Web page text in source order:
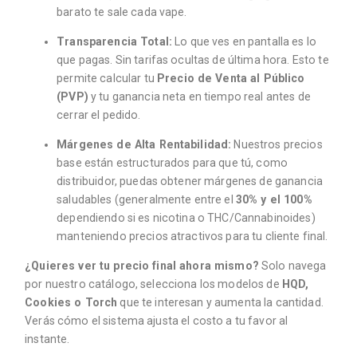
barato te sale cada vape.
Transparencia Total: Lo que ves en pantalla es lo
que pagas. Sin tarifas ocultas de última hora. Esto te
permite calcular tu Precio de Venta al Público
(PVP) y tu ganancia neta en tiempo real antes de
cerrar el pedido.
Márgenes de Alta Rentabilidad: Nuestros precios
base están estructurados para que tú, como
distribuidor, puedas obtener márgenes de ganancia
saludables (generalmente entre el 30% y el 100%
dependiendo si es nicotina o THC/Cannabinoides)
manteniendo precios atractivos para tu cliente final.
¿Quieres ver tu precio final ahora mismo? Solo navega
por nuestro catálogo, selecciona los modelos de HQD,
Cookies o Torch que te interesan y aumenta la cantidad.
Verás cómo el sistema ajusta el costo a tu favor al
instante.